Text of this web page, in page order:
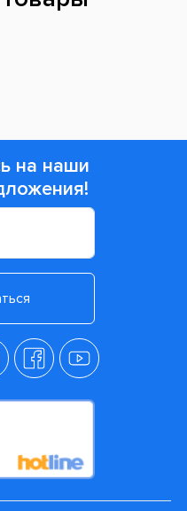
на наши